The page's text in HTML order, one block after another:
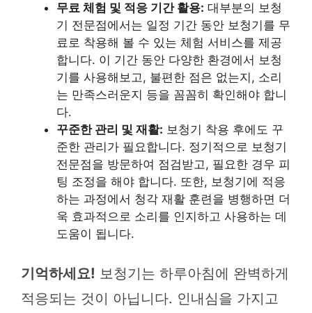
무료 체험 및 적응 기간 활용: 대부분의 보청
기 전문점에서는 일정 기간 동안 보청기를 무
료로 착용해 볼 수 있는 체험 서비스를 제공
합니다. 이 기간 동안 다양한 환경에서 보청
기를 사용해보고, 불편한 점은 없는지, 소리
는 만족스러운지 등을 꼼꼼히 확인해야 합니
다.
꾸준한 관리 및 재활: 보청기 착용 후에도 꾸
준한 관리가 필요합니다. 정기적으로 보청기
전문점을 방문하여 점검받고, 필요한 경우 피
팅 조정을 해야 합니다. 또한, 보청기에 적응
하는 과정에서 청각 재활 훈련을 병행하면 더
욱 효과적으로 소리를 인지하고 사용하는 데
도움이 됩니다.
기억하세요! 보청기는 하루아침에 완벽하게
적응되는 것이 아닙니다. 인내심을 가지고